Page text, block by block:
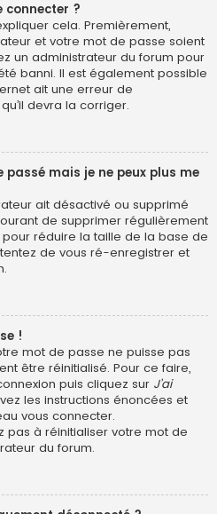
connecter ?
cela. Premièrement,
et votre mot de passe soient
un administrateur du forum pour
banni. Il est également possible
ait une erreur de
devra la corriger.
mais je ne peux plus me
ait désactivé ou supprimé
de supprimer régulièrement
réduire la taille de la base de
de vous ré-enregistrer et
!
mot de passe ne puisse pas
être réinitialisé. Pour ce faire,
puis cliquez sur J’ai
les instructions énoncées et
vous connecter.
pas à réinitialiser votre mot de
du forum.